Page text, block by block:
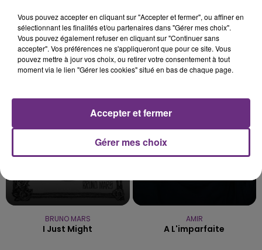
TEDDY SWIMS
Mr Know It All
INDOCHINE
Les Nouveaux Soleils
16h53
16h53
BRUNO MARS
I Just Might
16h47
16h47
AMIR
A L'imparfaite
Vous pouvez accepter en cliquant sur "Accepter et fermer", ou affiner en
sélectionnant les finalités et/ou partenaires dans "Gérer mes choix".
Vous pouvez également refuser en cliquant sur "Continuer sans
accepter". Vos préférences ne s'appliqueront que pour ce site. Vous
pouvez mettre à jour vos choix, ou retirer votre consentement à tout
moment via le lien "Gérer les cookies" situé en bas de chaque page.
Gérer mes choix
Accepter et fermer